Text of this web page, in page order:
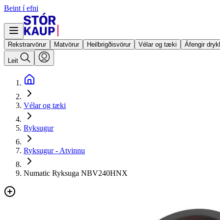
Beint í efni
Rekstrarvörur Matvörur Heilbrigðisvörur Vélar og tæki Áfengir
Leit
Vélar og tæki
Ryksugur
Ryksugur - Atvinnu
Numatic Ryksuga NBV240HNX